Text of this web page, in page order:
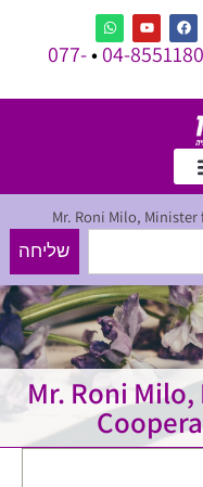
04-8551180
•
077-
Mr. Roni Milo,
שליחה
Mr. Roni